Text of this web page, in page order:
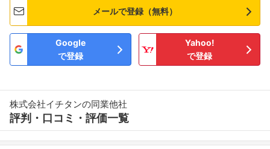
メールで登録（無料）
Google
で登録
Yahoo!
で登録
株式会社イチタンの同業他社
評判・口コミ・評価一覧